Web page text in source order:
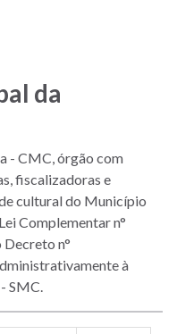
da
- CMC, órgão com
fiscalizadoras e
cultural do Município
Complementar n°
n°
à
SMC.